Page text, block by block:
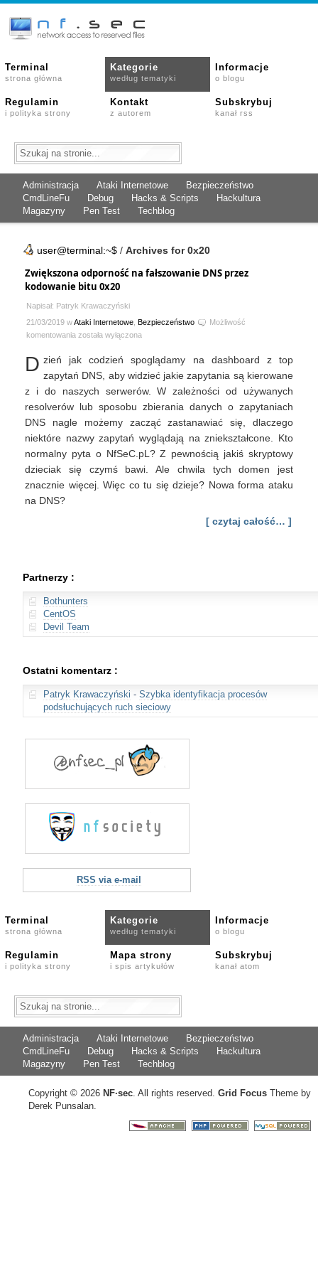
Terminal
strona główna
Kategorie
według tematyki
Informacje
o blogu
Regulamin
i polityka strony
Kontakt
z autorem
Subskrybuj
kanał rss
Administracja Ataki Internetowe
Bezpieczeństwo
CmdLineFu
Debug Hacks & Scripts
Hackultura
Magazyny
Pen Test Techblog
user@terminal:~$ / Archives for 0x20
Zwiększona odporność na fałszowanie DNS przez
kodowanie bitu 0x20
Napisał: Patryk Krawaczyński
21/03/2019 wAtaki Internetowe Bezpieczeństwo
Możliwość
komentowania Zwiększona
na
fałszowanie
przez
kodowanie
bitu
0x20
została wyłączona
D zień jak codzień spoglądamy na dashboard z top
zapytań DNS, aby widzieć jakie zapytania są kierowane
z i do naszych serwerów. W zależności od używanych
resolverów lub sposobu zbierania danych o zapytaniach
DNS nagle możemy zacząć zastanawiać się, dlaczego
niektóre nazwy zapytań wyglądają na zniekształcone. Kto
normalny pyta o NfSeC.pL? Z pewnością jakiś skryptowy
dzieciak się czymś bawi. Ale chwila tych domen jest
znacznie więcej. Więc co tu się dzieje? Nowa forma ataku
na DNS?
[ czytaj całość… ]
Partnerzy :
Bothunters
CentOS
Devil Team
Ostatni komentarz :
Patryk Krawaczyński - Szybka identyfikacja procesów
podsłuchujących ruch sieciowy
RSS via e-mail
Terminal
strona główna
Kategorie
według tematyki
Informacje
o blogu
Regulamin
i polityka strony
Mapa strony
i spis artykułów
Subskrybuj
kanał atom
Administracja Ataki Internetowe
Bezpieczeństwo
CmdLineFu
Debug Hacks & Scripts
Hackultura
Magazyny
Pen Test Techblog
Copyright © 2026 NF·sec. All rights reserved. Grid Focus Theme by
Derek Punsalan.